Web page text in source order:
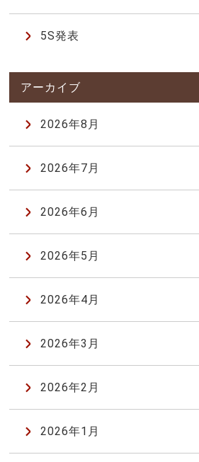
5S発表
2026年8月
2026年7月
2026年6月
2026年5月
2026年4月
2026年3月
2026年2月
2026年1月